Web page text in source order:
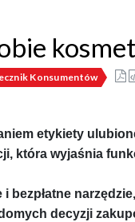
Konsumentów
etykiety
która wyjaśnia
i bezpłatne
decyzji